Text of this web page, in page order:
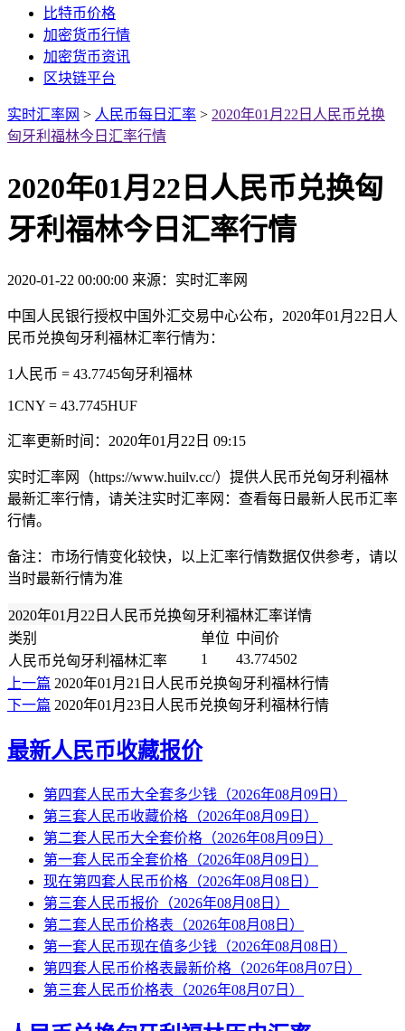
比特币价格
加密货币行情
加密货币资讯
区块链平台
实时汇率网 > 人民币每日汇率 > 2020年01月22日人民币兑换
匈牙利福林今日汇率行情
2020年01月22日人民币兑换匈
牙利福林今日汇率行情
2020-01-22 00:00:00 来源：实时汇率网
中国人民银行授权中国外汇交易中心公布，2020年01月22日人
民币兑换匈牙利福林汇率行情为：
1人民币 = 43.7745匈牙利福林
1CNY = 43.7745HUF
汇率更新时间：2020年01月22日 09:15
实时汇率网（https://www.huilv.cc/）提供人民币兑匈牙利福林
最新汇率行情，请关注实时汇率网：查看每日最新人民币汇率
行情。
备注：市场行情变化较快，以上汇率行情数据仅供参考，请以
当时最新行情为准
2020年01月22日人民币兑换匈牙利福林汇率详情
类别
单位 中间价
人民币兑匈牙利福林汇率
1
43.774502
上一篇 2020年01月21日人民币兑换匈牙利福林行情
下一篇 2020年01月23日人民币兑换匈牙利福林行情
最新人民币收藏报价
第四套人民币大全套多少钱（2026年08月09日）
第三套人民币收藏价格（2026年08月09日）
第二套人民币大全套价格（2026年08月09日）
第一套人民币全套价格（2026年08月09日）
现在第四套人民币价格（2026年08月08日）
第三套人民币报价（2026年08月08日）
第二套人民币价格表（2026年08月08日）
第一套人民币现在值多少钱（2026年08月08日）
第四套人民币价格表最新价格（2026年08月07日）
第三套人民币价格表（2026年08月07日）